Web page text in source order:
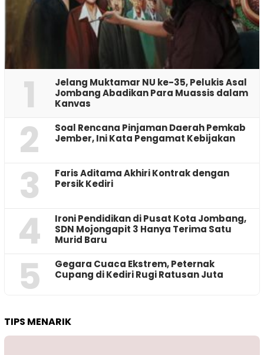
1
Jelang Muktamar NU ke-35, Pelukis Asal
Jombang Abadikan Para Muassis dalam
Kanvas
2
‎Soal Rencana Pinjaman Daerah Pemkab
Jember, Ini Kata Pengamat Kebijakan ‎
3
Faris Aditama Akhiri Kontrak dengan
Persik Kediri
4
Ironi Pendidikan di Pusat Kota Jombang,
SDN Mojongapit 3 Hanya Terima Satu
Murid Baru
5
‎Gegara Cuaca Ekstrem, Peternak
Cupang di Kediri Rugi Ratusan Juta
TIPS MENARIK